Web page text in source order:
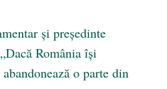
și președinte
România își
o parte din